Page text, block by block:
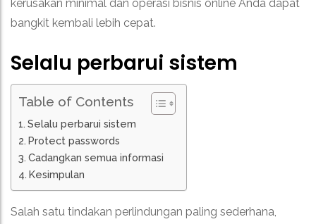
kerusakan minimal dan operasi bisnis online Anda dapat
bangkit kembali lebih cepat.
Selalu perbarui sistem
Table of Contents
Selalu perbarui sistem
Protect passwords
Cadangkan semua informasi
Kesimpulan
Salah satu tindakan perlindungan paling sederhana,